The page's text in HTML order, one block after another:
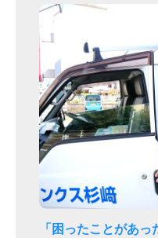
「困ったことがあ